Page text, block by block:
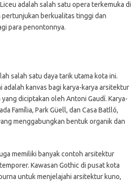
adalah salah satu opera terkemuka di
pertunjukan berkualitas tinggi dan
para penontonnya.
salah satu daya tarik utama kota ini.
adalah kanvas bagi karya-karya arsitektur
diciptakan oleh Antoni Gaudí. Karya-
Família, Park Güell, dan Casa Batlló,
menggabungkan bentuk organik dan
memiliki banyak contoh arsitektur
Kawasan Gothic di pusat kota
untuk menjelajahi arsitektur kuno,